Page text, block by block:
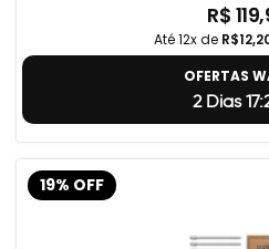
R$
Até 12x de
OFERTAS
2 Dias
19% OFF